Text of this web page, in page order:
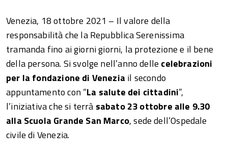
Venezia, 18 ottobre 2021 – Il valore della
responsabilità che la Repubblica Serenissima
tramanda fino ai giorni giorni, la protezione e il bene
della persona. Si svolge nell’anno delle celebrazioni
per la fondazione di Venezia il secondo
appuntamento con “La salute dei cittadini”,
l’iniziativa che si terrà sabato 23 ottobre alle 9.30
alla Scuola Grande San Marco, sede dell’Ospedale
civile di Venezia.